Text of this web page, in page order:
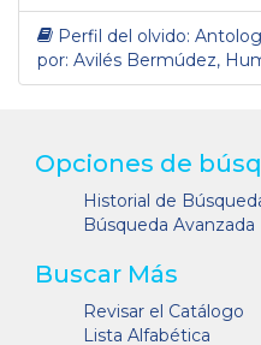
Perfil del olvido:
por: Avilés Bermúdez,
Opciones de
Historial de
Búsqueda Avanzada
Buscar Más
Revisar el Catálogo
Lista Alfabética